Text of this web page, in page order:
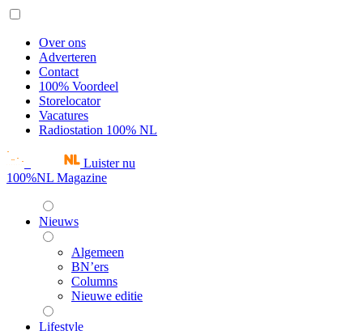
Over ons
Adverteren
Contact
100% Voordeel
Storelocator
Vacatures
Radiostation 100% NL
Luister nu
100%NL Magazine
Nieuws
Algemeen
BN’ers
Columns
Nieuwe editie
Lifestyle